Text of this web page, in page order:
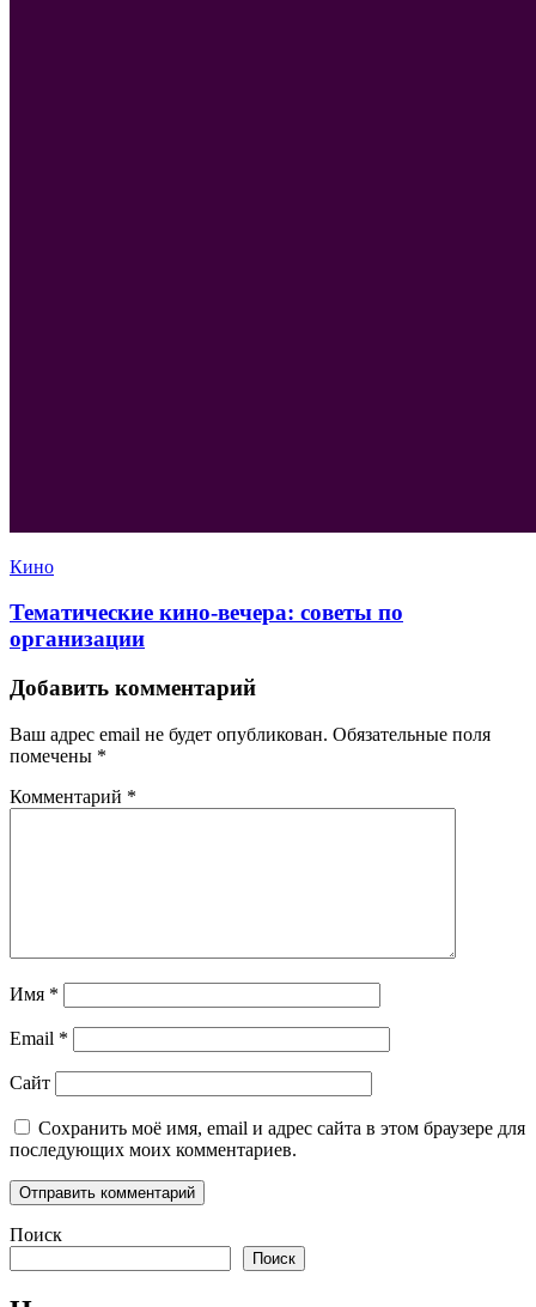
Кино
Тематические кино-вечера: советы по
организации
Добавить комментарий
Ваш адрес email не будет опубликован. Обязательные поля
помечены *
Комментарий *
Имя *
Email *
Сайт
Сохранить моё имя, email и адрес сайта в этом браузере для
последующих моих комментариев.
Поиск
Поиск